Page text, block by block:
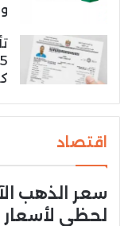
اقتصاد
سعر الذهب